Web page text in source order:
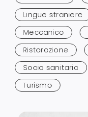
Lingue straniere
Meccanico
Ristorazione
Socio sanitario
Turismo